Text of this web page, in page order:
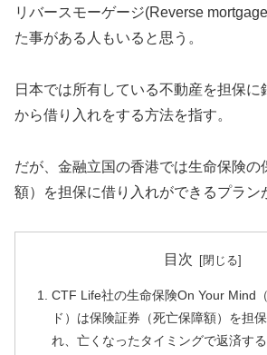
リバースモーゲージ(Reverse
た事がある人もいると思う。
日本では所有している不動産を担保に
から借り入れをする方法を指す。
だが、金融立国の香港では生命保険の
額）を担保に借り入れができるプラン
目次
CTF Life社の生命保険On Your Mind
ド）は保険証券（死亡保障額）を担
れ、亡くなったタイミングで返済す